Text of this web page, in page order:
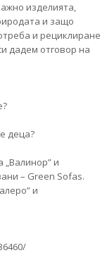
изделията,
и защо
и рециклиране
дадем отговор на
деца?
и
– Green Sofas.
и